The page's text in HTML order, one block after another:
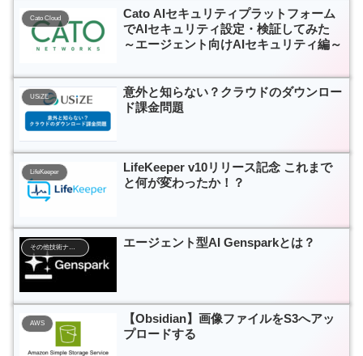
Cato Cloud
Cato AIセキュリティプラットフォーム
でAIセキュリティ設定・検証してみた
～エージェント向けAIセキュリティ編～
USiZE
意外と知らない？クラウドのダウンロー
ド課金問題
LifeKeeper
LifeKeeper v10リリース記念 これまで
と何が変わったか！？
その他技術ナレッジ エージェント型AI Gensparkとは？
AWS
【Obsidian】画像ファイルをS3へアッ
プロードする